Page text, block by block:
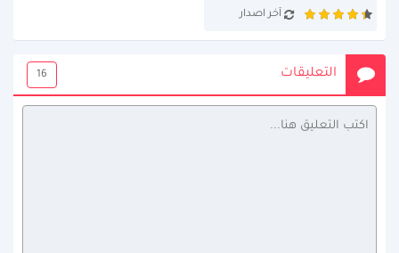
آخر اصدار
التعليقات 16